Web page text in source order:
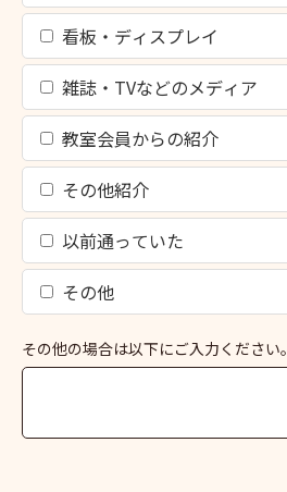
看板・ディスプレイ
雑誌・TVなどのメディア
教室会員からの紹介
その他紹介
以前通っていた
その他
その他の場合は以下にご入力ください。